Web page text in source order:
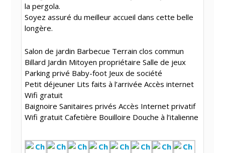
la pergola.
Soyez assuré du meilleur accueil dans cette belle
longère.
Salon de jardin Barbecue Terrain clos commun
Billard Jardin Mitoyen propriétaire Salle de jeux
Parking privé Baby-foot Jeux de société
Petit déjeuner Lits faits à l’arrivée Accès internet
Wifi gratuit
Baignoire Sanitaires privés Accès Internet privatif
Wifi gratuit Cafetière Bouilloire Douche à l’italienne